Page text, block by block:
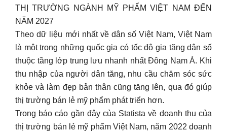
THỊ TRƯỜNG NGÀNH MỸ PHẨM VIỆT NAM ĐẾN
NĂM 2027
Theo dữ liệu mới nhất về dân số Việt Nam, Việt Nam
là một trong những quốc gia có tốc độ gia tăng dân số
thuộc tầng lớp trung lưu nhanh nhất Đông Nam Á. Khi
thu nhập của người dân tăng, nhu cầu chăm sóc sức
khỏe và làm đẹp bản thân cũng tăng lên, qua đó giúp
thị trường bán lẻ mỹ phẩm phát triển hơn.
Trong báo cáo gần đây của Statista về doanh thu của
thị trường bán lẻ mỹ phẩm Việt Nam, năm 2022 doanh